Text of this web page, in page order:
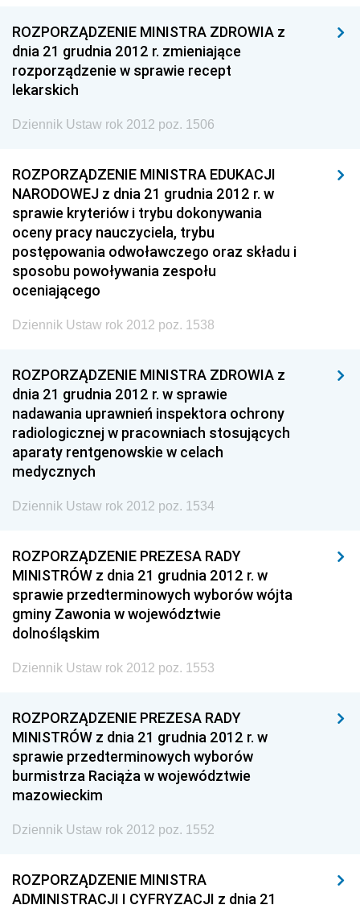
ROZPORZĄDZENIE MINISTRA ZDROWIA z
dnia 21 grudnia 2012 r. zmieniające
rozporządzenie w sprawie recept
lekarskich
Dziennik Ustaw rok 2012 poz. 1506
ROZPORZĄDZENIE MINISTRA EDUKACJI
NARODOWEJ z dnia 21 grudnia 2012 r. w
sprawie kryteriów i trybu dokonywania
oceny pracy nauczyciela, trybu
postępowania odwoławczego oraz składu i
sposobu powoływania zespołu
oceniającego
Dziennik Ustaw rok 2012 poz. 1538
ROZPORZĄDZENIE MINISTRA ZDROWIA z
dnia 21 grudnia 2012 r. w sprawie
nadawania uprawnień inspektora ochrony
radiologicznej w pracowniach stosujących
aparaty rentgenowskie w celach
medycznych
Dziennik Ustaw rok 2012 poz. 1534
ROZPORZĄDZENIE PREZESA RADY
MINISTRÓW z dnia 21 grudnia 2012 r. w
sprawie przedterminowych wyborów wójta
gminy Zawonia w województwie
dolnośląskim
Dziennik Ustaw rok 2012 poz. 1553
ROZPORZĄDZENIE PREZESA RADY
MINISTRÓW z dnia 21 grudnia 2012 r. w
sprawie przedterminowych wyborów
burmistrza Raciąża w województwie
mazowieckim
Dziennik Ustaw rok 2012 poz. 1552
ROZPORZĄDZENIE MINISTRA
ADMINISTRACJI I CYFRYZACJI z dnia 21